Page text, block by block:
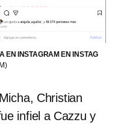
EN INSTAGRAM EN INSTAG
Christian
infiel a Cazzu y